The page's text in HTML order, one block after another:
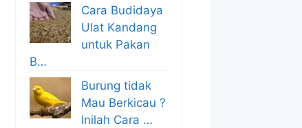
Cara Budidaya
Ulat Kandang
untuk Pakan
B…
Burung tidak
Mau Berkicau ?
Inilah Cara …